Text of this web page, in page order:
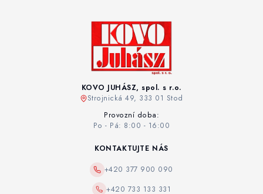
KOVO JUHÁSZ, spol. s r.o.
Strojnická 49, 333 01 Stod
Provozní doba:
Po - Pá: 8:00 - 16:00
KONTAKTUJTE NÁS
+420 377 900 090
+420 733 133 331